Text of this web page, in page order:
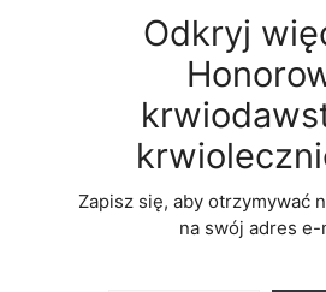
Odkryj
Zapisz się, aby otrzymywać
na swój adres e-